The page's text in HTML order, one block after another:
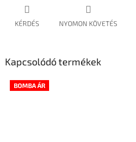
KÉRDÉS NYOMON KÖVETÉS
Kapcsolódó termékek
BOMBA ÁR